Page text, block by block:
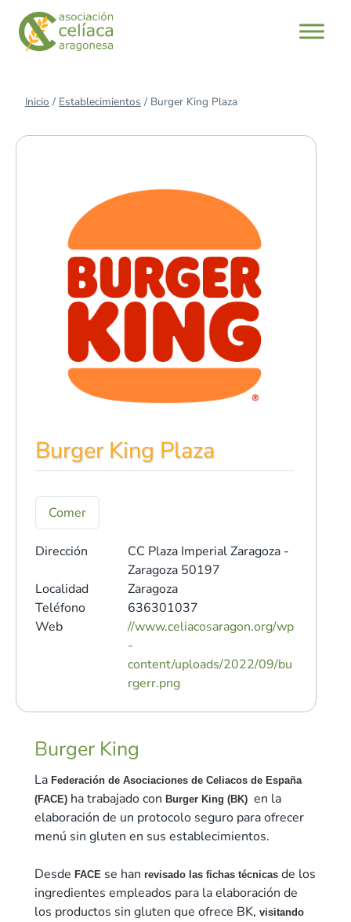
Saltar
contenido
Inicio / Establecimientos / Burger King Plaza
Burger King Plaza
Comer
Dirección CC Plaza ImperialZaragoza -
Zaragoza 50197
Localidad
Zaragoza
Teléfono
636301037
Web
//www.celiacosaragon.org/wp
-
content/uploads/2022/09/bu
rgerr.png
Burger King
La Federación de Asociaciones de Celiacos de España
(FACE) ha trabajado con Burger King (BK) en la
elaboración de un protocolo seguro para ofrecer
menú sin gluten en sus establecimientos.
Desde FACE se han revisado las fichas técnicas de los
ingredientes empleados para la elaboración de
los productos sin gluten que ofrece BK, visitando